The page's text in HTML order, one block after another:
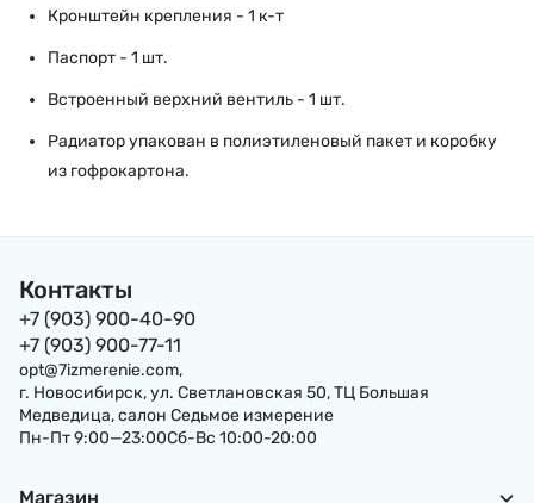
Кронштейн крепления - 1 к-т
Паспорт - 1 шт.
Встроенный верхний вентиль - 1 шт.
Радиатор упакован в полиэтиленовый пакет и коробку
из гофрокартона.
Контакты
+7 (903) 900-40-90
+7 (903) 900-77-11
opt@7izmerenie.com,
г. Новосибирск, ул. Светлановская 50, ТЦ Большая
Медведица, салон Седьмое измерение
Пн-Пт 9:00—23:00Сб-Вс 10:00-20:00
Магазин